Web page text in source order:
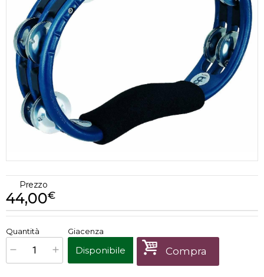
Prezzo
€
44,00
x1 Prezzo finale:€44,00
Quantità Giacenza
Disponibile Compra